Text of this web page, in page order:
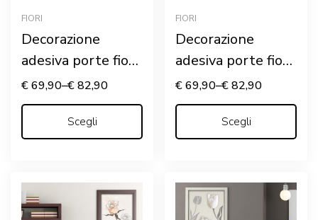
FIORI
Decorazione
adesiva porte fiori
“DELICATE ROSE
ROSA”
€69,90–€82,90
Scegli
FIORI
Decorazione
adesiva porte fiori
“MAZZO DI CALLE
BIANCHE”
€69,90–€82,90
Scegli